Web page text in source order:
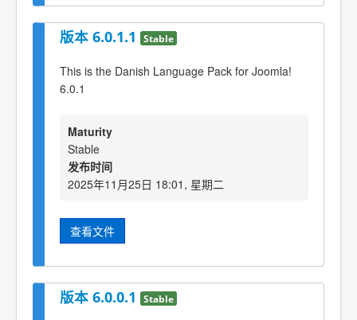
版本 6.0.1.1 Stable
This is the Danish Language Pack for Joomla!
6.0.1
Maturity
Stable
发布时间
2025年11月25日 18:01, 星期二
查看文件
版本 6.0.0.1 Stable